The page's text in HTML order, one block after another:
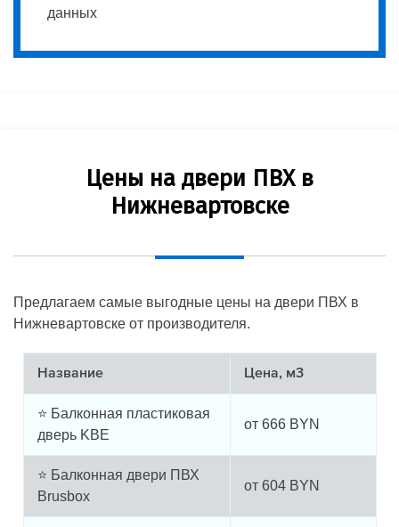
данных
Цены на двери ПВХ в
Нижневартовске
Предлагаем самые выгодные цены на двери ПВХ в
Нижневартовске от производителя.
Название Цена, м3
⭐ Балконная пластиковая
дверь KBE
от 666 BYN
⭐ Балконная двери ПВХ
Brusbox
от 604 BYN